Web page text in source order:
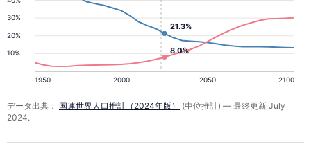
10%
20%
30%
1950 2000 2050 2100
21.3%
8.0%
データ出典： 国連世界人口推計（2024年版）
(中位推計) — 最終更新 July
2024.